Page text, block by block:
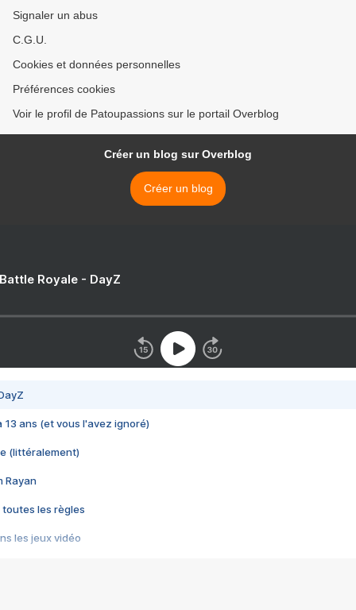
Signaler un abus
C.G.U.
Cookies et données personnelles
Préférences cookies
Voir le profil de Patoupassions sur le portail Overblog
Créer un blog sur Overblog
Créer un blog
Royale - DayZ
13 ans (et vous l'avez ignoré)
(littéralement)
Rayan
toutes les règles
les jeux vidéo